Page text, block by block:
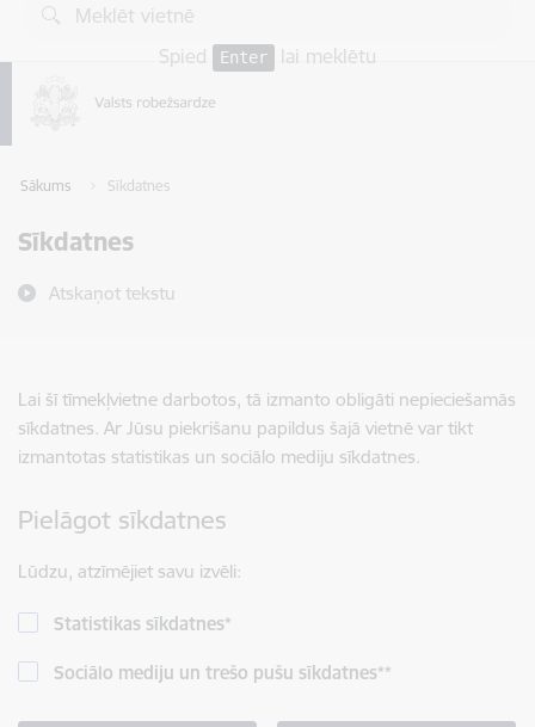
Pāriet uz lapas saturu
Spied
Enter lai meklētu
Sākums Sīkdatnes
Sīkdatnes
Atskaņot tekstu
Lai šī tīmekļvietne darbotos, tā izmanto obligāti nepieciešamās
sīkdatnes. Ar Jūsu piekrišanu papildus šajā vietnē var tikt
izmantotas statistikas un sociālo mediju sīkdatnes.
Pielāgot sīkdatnes
Lūdzu, atzīmējiet savu izvēli:
Statistikas sīkdatnes*
Sociālo mediju un trešo pušu sīkdatnes**